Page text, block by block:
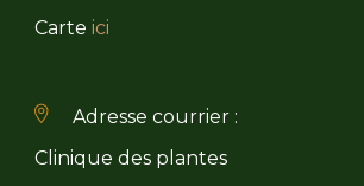
Carte ici
Adresse courrier :
Clinique des plantes